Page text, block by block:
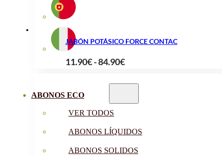
ABONOS ECO
VER TODOS
ABONOS LÍQUIDOS
ABONOS SOLIDOS
JABÓN POTÁSICO FORCE CONTAC
11.90€-84.90€Rango
precios:
desde
hasta